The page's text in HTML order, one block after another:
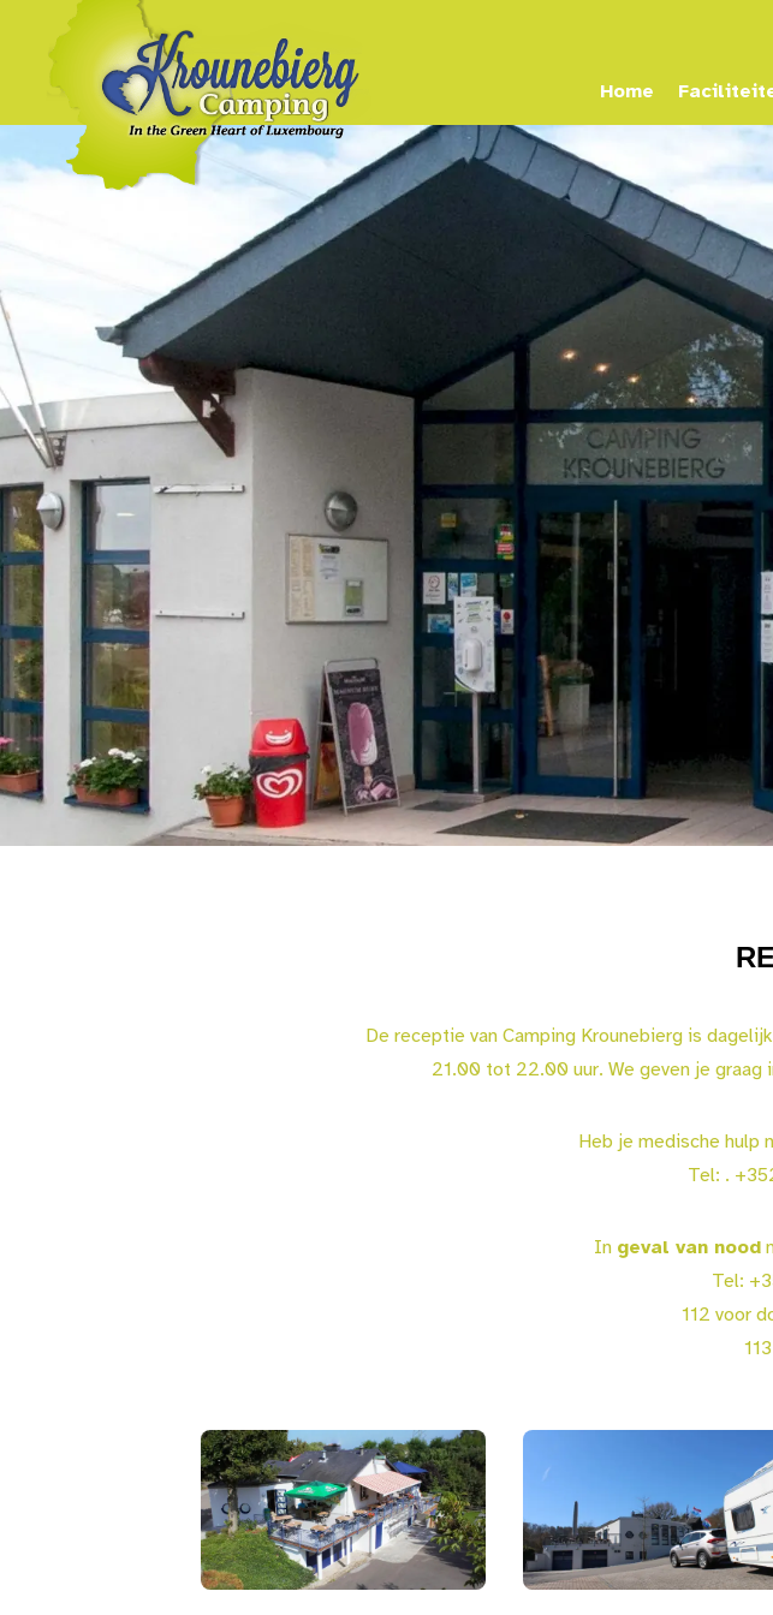
Home
De receptie van Camping Krounebierg is
21.00 tot 22.00 uur. We geven je graag
Heb je medische hulp
Tel: .
In geval van nood
Tel:
112 voor